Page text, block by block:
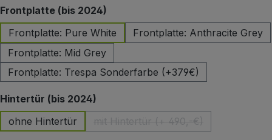
Frontplatte (bis 2024)
Frontplatte: Pure White
Frontplatte: Anthracite Grey
Frontplatte: Mid Grey
Frontplatte: Trespa Sonderfarbe (+379€)
Hintertür (bis 2024)
ohne Hintertür